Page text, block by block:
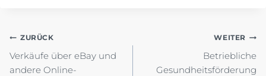
Beitragsnavigation
ZURÜCK
Verkäufe über eBay und
andere Online-
WEITER
Betriebliche
Gesundheitsförderung